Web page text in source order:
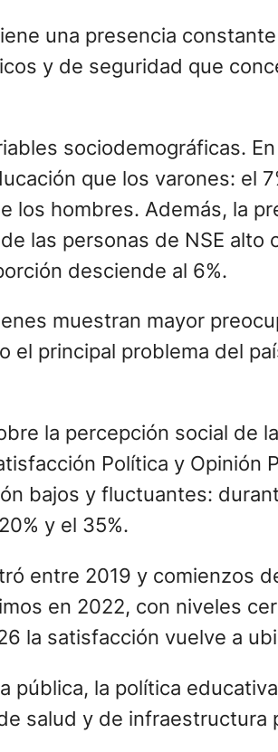
una presencia
y de seguridad que
sociodemográficas.
que los varones: el
los hombres. Además, la
las personas de NSE alto
desciende al 6%.
muestran mayor
el principal problema del
la percepción social de
Política y Opinión
bajos y fluctuantes:
y el 35%.
entre 2019 y comienzos
en 2022, con niveles
la satisfacción vuelve a
pública, la política
salud y de